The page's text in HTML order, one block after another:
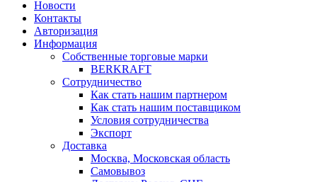
Новости
Контакты
Авторизация
Информация
Собственные торговые марки
BERKRAFT
Сотрудничество
Как стать нашим партнером
Как стать нашим поставщиком
Условия сотрудничества
Экспорт
Доставка
Москва, Московская область
Самовывоз